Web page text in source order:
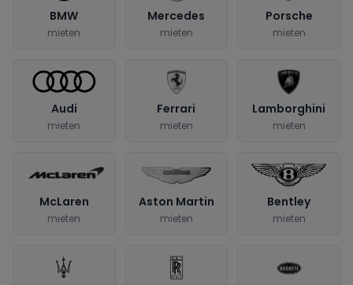
BMW
mieten
Mercedes
mieten
Porsche
mieten
Audi
mieten
Ferrari
mieten
Lamborghini
mieten
McLaren
mieten
Aston Martin
mieten
Bentley
mieten